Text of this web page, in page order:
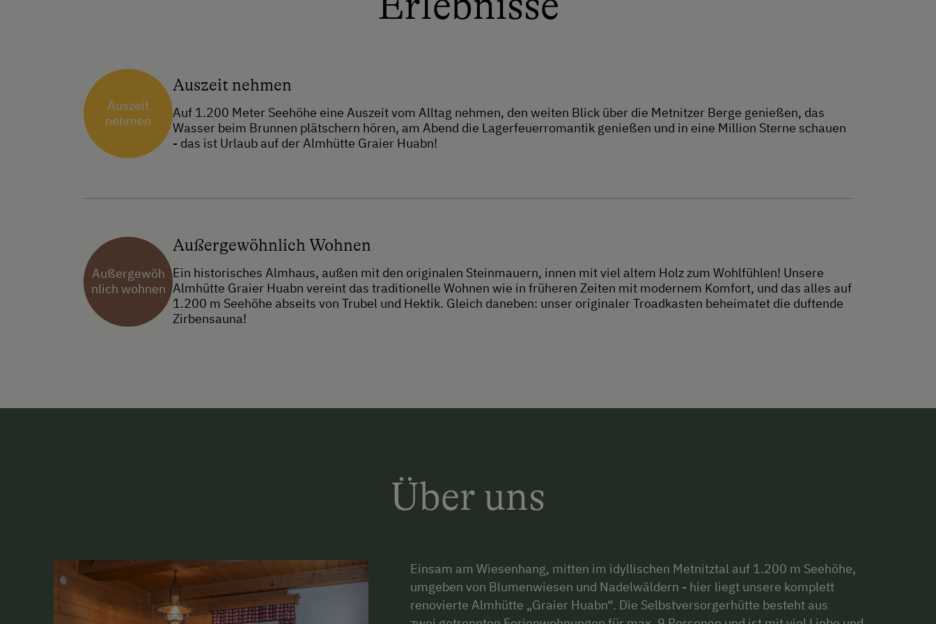
Auszeit
nehmen
Auszeit nehmen
Auf 1.200 Meter Seehöhe eine Auszeit vom Alltag nehmen, den weiten Blick über die Metnitzer Berge genießen, das
Wasser beim Brunnen plätschern hören, am Abend die Lagerfeuerromantik genießen und in eine Million Sterne schauen
- das ist Urlaub auf der Almhütte Graier Huabn!
Außergewöh
nlich wohnen
Außergewöhnlich Wohnen
Ein historisches Almhaus, außen mit den originalen Steinmauern, innen mit viel altem Holz zum Wohlfühlen! Unsere
Almhütte Graier Huabn vereint das traditionelle Wohnen wie in früheren Zeiten mit modernem Komfort, und das alles auf
1.200 m Seehöhe abseits von Trubel und Hektik. Gleich daneben: unser originaler Troadkasten beheimatet die duftende
Zirbensauna!
Über uns
Einsam am Wiesenhang, mitten im idyllischen Metnitztal auf 1.200 m Seehöhe,
umgeben von Blumenwiesen und Nadelwäldern - hier liegt unsere komplett
renovierte Almhütte „Graier Huabn“. Die Selbstversorgerhütte besteht aus